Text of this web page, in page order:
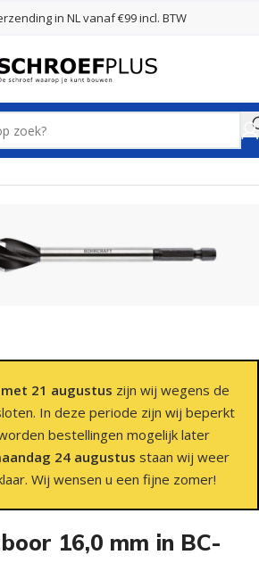
in NL vanaf €99 incl. BTW
21 augustus zijn wij wegens de
In deze periode zijn wij beperkt
bestellingen mogelijk later
24 augustus staan wij weer
Wij wensen u een fijne zomer!
16,0 mm in BC-